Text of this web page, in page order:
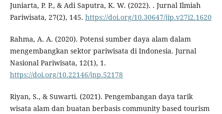
Juniarta, P. P., & Adi Saputra, K. W. (2022). . Jurnal Ilmiah
Pariwisata, 27(2), 145. https://doi.org/10.30647/jip.v27i2.1620
Rahma, A. A. (2020). Potensi sumber daya alam dalam
mengembangkan sektor pariwisata di Indonesia. Jurnal
Nasional Pariwisata, 12(1), 1.
https://doi.org/10.22146/jnp.52178
Riyan, S., & Suwarti. (2021). Pengembangan daya tarik
wisata alam dan buatan berbasis community based tourism